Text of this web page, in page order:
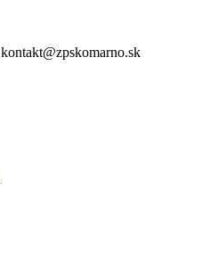
kontakt@zpskomarno.sk